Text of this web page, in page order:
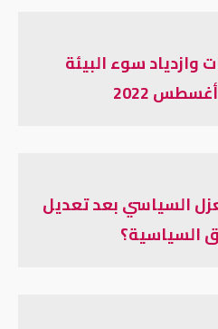
وازدياد سوء البيئة
2022
السياسي بعد تعديل
السياسية؟